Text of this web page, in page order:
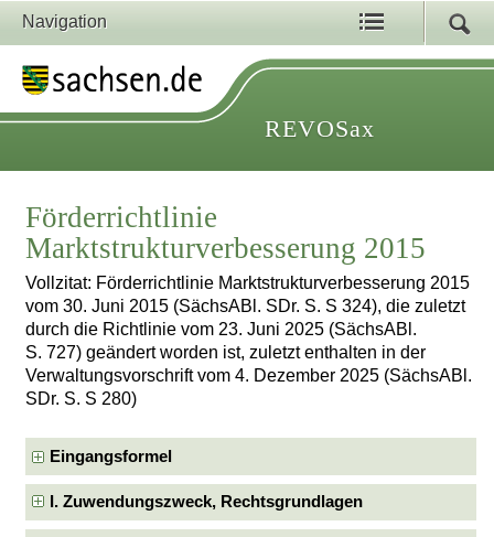
Navigation
REVOSax
Förderrichtlinie
Marktstrukturverbesserung 2015
Vollzitat: Förderrichtlinie Marktstrukturverbesserung 2015
vom 30. Juni 2015 (SächsABl. SDr. S. S 324), die zuletzt
durch die Richtlinie vom 23. Juni 2025 (SächsABl.
S. 727) geändert worden ist, zuletzt enthalten in der
Verwaltungsvorschrift vom 4. Dezember 2025 (SächsABl.
SDr. S. S 280)
Eingangsformel
I. Zuwendungszweck, Rechtsgrundlagen